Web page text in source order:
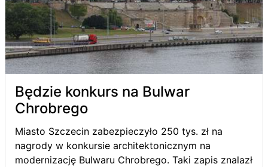
Będzie konkurs na Bulwar
Chrobrego
Miasto Szczecin zabezpieczyło 250 tys. zł na
nagrody w konkursie architektonicznym na
modernizację Bulwaru Chrobrego. Taki zapis znalazł